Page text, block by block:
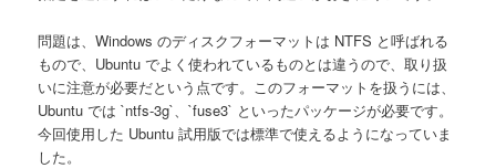
問題は、Windows のディスクフォーマットは NTFS と呼ばれる
もので、Ubuntu でよく使われているものとは違うので、取り扱
いに注意が必要だという点です。このフォーマットを扱うには、
Ubuntu では `ntfs-3g`、`fuse3` といったパッケージが必要です。
今回使用した Ubuntu 試用版では標準で使えるようになっていま
した。